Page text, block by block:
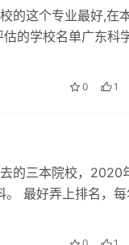
的这个专业最好,在
的学校名单广东科
0 1
的三本院校，2020
。 最好弄上排名，